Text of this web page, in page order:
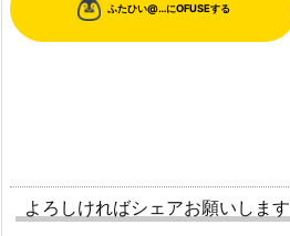
よろしければシェアお願いします